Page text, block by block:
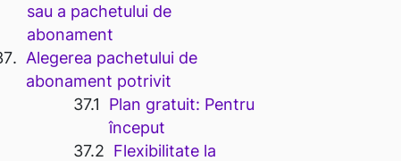
sau a pachetului de
abonament
Alegerea pachetului de
abonament potrivit
Plan gratuit: Pentru
început
Flexibilitate la